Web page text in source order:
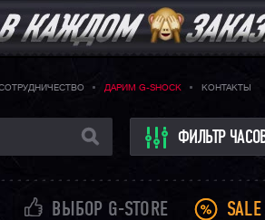
ДАРИМ G-SHOCK КОНТАКТЫ
ФИЛЬТР
ВЫБОР G-STORE SALE